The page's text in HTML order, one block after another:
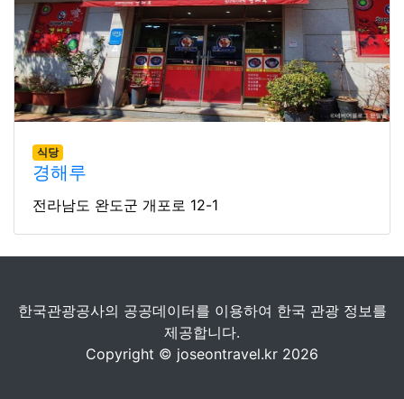
식당
경해루
전라남도 완도군 개포로 12-1
한국관광공사의 공공데이터를 이용하여 한국 관광 정보를
제공합니다.
Copyright © joseontravel.kr 2026